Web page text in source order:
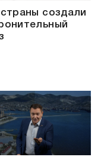
страны создали